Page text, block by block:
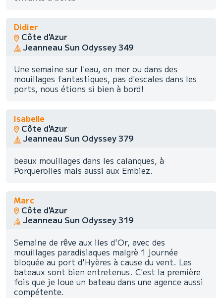
Didier
Côte d'Azur
Jeanneau Sun Odyssey 349
Une semaine sur l'eau, en mer ou dans des
mouillages fantastiques, pas d'escales dans les
ports, nous étions si bien à bord!
Isabelle
Côte d'Azur
Jeanneau Sun Odyssey 379
beaux mouillages dans les calanques, à
Porquerolles mais aussi aux Embiez.
Marc
Côte d'Azur
Jeanneau Sun Odyssey 319
Semaine de rêve aux iles d'Or, avec des
mouillages paradisiaques malgrè 1 journée
bloquée au port d'Hyères à cause du vent. Les
bateaux sont bien entretenus. C'est la première
fois que je loue un bateau dans une agence aussi
compétente.